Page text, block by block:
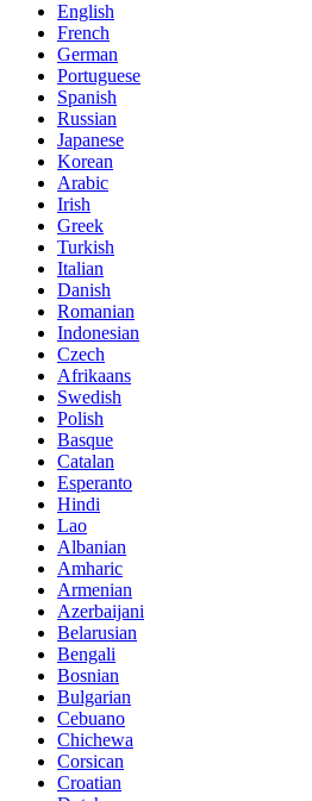
English
French
German
Portuguese
Spanish
Russian
Japanese
Korean
Arabic
Irish
Greek
Turkish
Italian
Danish
Romanian
Indonesian
Czech
Afrikaans
Swedish
Polish
Basque
Catalan
Esperanto
Hindi
Lao
Albanian
Amharic
Armenian
Azerbaijani
Belarusian
Bengali
Bosnian
Bulgarian
Cebuano
Chichewa
Corsican
Croatian